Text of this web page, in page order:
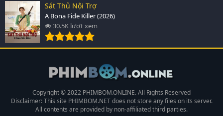
Sát Thủ Nội Trợ
A Bona Fide Killer (2026)
30.5K lượt xem
Copyright © 2022 PHIMBOM.ONLINE. All Rights Reserved
Disclaimer: This site PHIMBOM.NETdoes not store any files on its server.
All contents are provided by non-affiliated third parties.